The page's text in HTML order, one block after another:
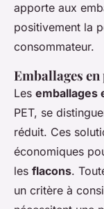
apporte aux
positivement la
consommateur.
Emballages
Les emballages
PET, se
réduit. Ces
économiques
les flacons.
un critère à